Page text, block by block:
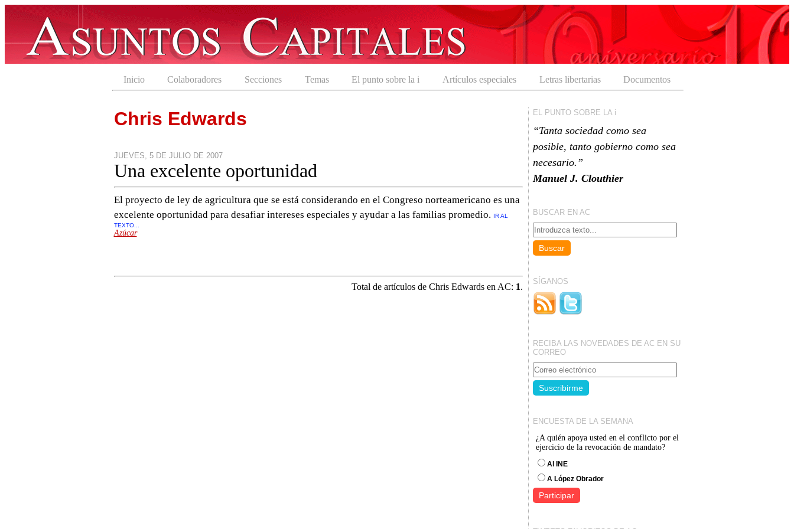
Inicio Colaboradores Secciones Temas El punto sobre la i Artículos especiales Letras libertarias Documentos
Chris Edwards
JUEVES, 5 DE JULIO DE 2007
Una excelente oportunidad
El proyecto de ley de agricultura que se está considerando en el Congreso norteamericano es una
excelente oportunidad para desafiar intereses especiales y ayudar a las familias promedio. IR AL
TEXTO...
Azúcar
Total de artículos deChris Edwards en AC: 1.
EL PUNTO SOBRE LA i
“Tanta sociedad como sea
posible, tanto gobierno como sea
necesario.”
Manuel J. Clouthier
BUSCAR EN AC
SÍGANOS
RECIBA LAS NOVEDADES DE AC EN SU
CORREO
ENCUESTA DE LA SEMANA
¿A quién apoya usted en el conflicto por el
ejercicio de la revocación de mandato?
Al INE
A López Obrador